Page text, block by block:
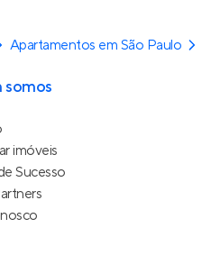
Apartamentos em São Paulo
somos
imóveis
Sucesso